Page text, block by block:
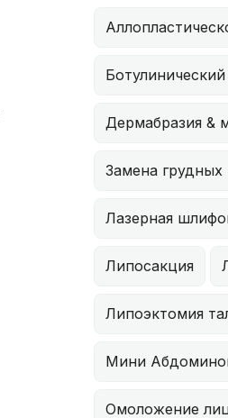
Дермабразия &
Замена
Лазерная
Липосакция
Липоэктомия
Мини
Омоложение